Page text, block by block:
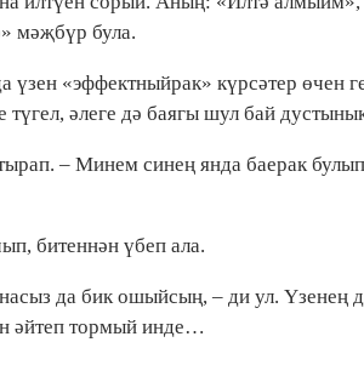
мәҗбүр була.
үзен «эффектныйрак» күрсәтер өчен
әлеге дә баягы шул бай
– Минем синең янда баерак булып
битеннән үбеп ала.
да бик ошыйсың, – ди ул. Үзенең
әйтеп тормый инде…